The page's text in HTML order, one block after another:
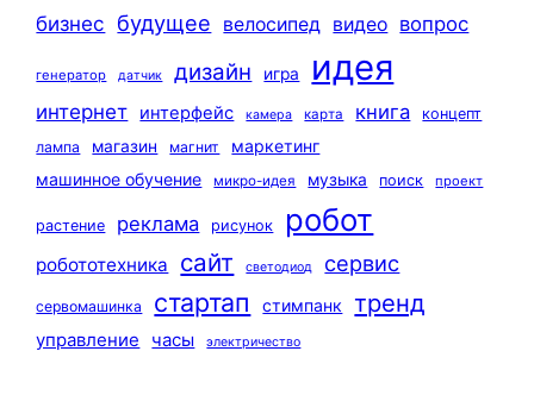
бизнес будущее велосипед видео вопрос
генератор датчик дизайн игра идея
интернет интерфейс камера карта книга
концепт
лампа
магазин магнит
маркетинг
машинное обучение
микро-идея музыка поиск проект
растение реклама рисунок робот
робототехника сайт светодиод сервис
сервомашинка стартап стимпанк тренд
управление часы электричество